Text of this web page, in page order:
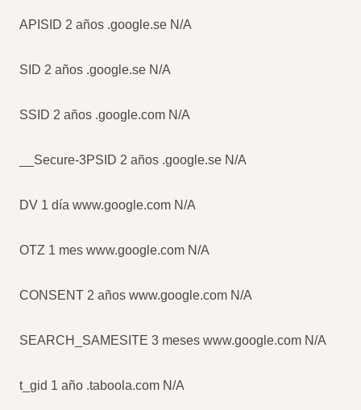
APISID 2 años .google.se N/A
SID 2 años .google.se N/A
SSID 2 años .google.com N/A
__Secure-3PSID 2 años .google.se N/A
DV 1 día www.google.com N/A
OTZ 1 mes www.google.com N/A
CONSENT 2 años www.google.com N/A
SEARCH_SAMESITE 3 meses www.google.com N/A
t_gid 1 año .taboola.com N/A